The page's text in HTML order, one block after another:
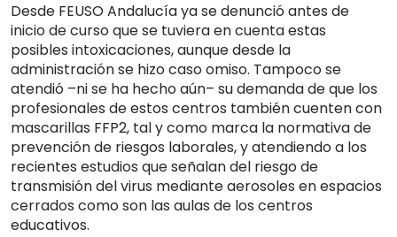
Desde FEUSO Andalucía ya se denunció antes de
inicio de curso que se tuviera en cuenta estas
posibles intoxicaciones, aunque desde la
administración se hizo caso omiso. Tampoco se
atendió –ni se ha hecho aún– su demanda de que los
profesionales de estos centros también cuenten con
mascarillas FFP2, tal y como marca la normativa de
prevención de riesgos laborales, y atendiendo a los
recientes estudios que señalan del riesgo de
transmisión del virus mediante aerosoles en espacios
cerrados como son las aulas de los centros
educativos.